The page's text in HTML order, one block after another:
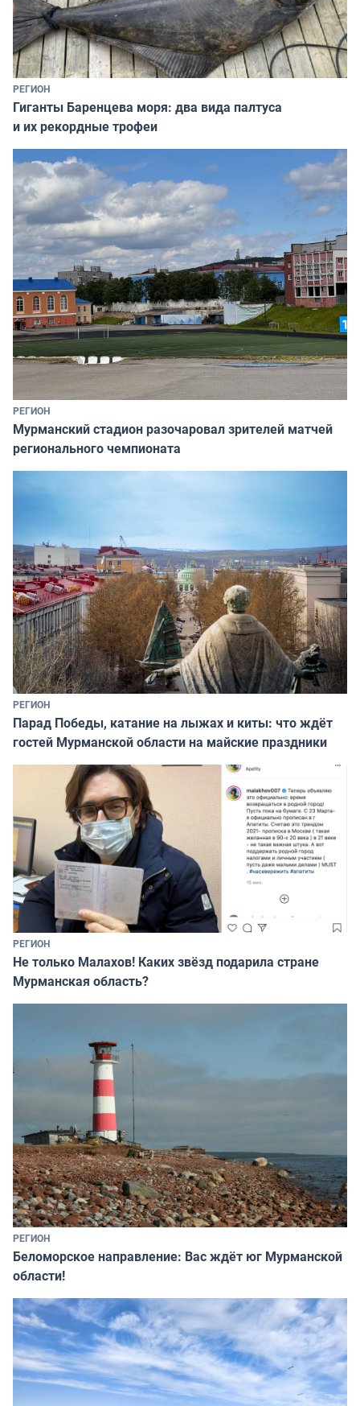
РЕГИОН
Гиганты Баренцева моря: два вида палтуса
и их рекордные трофеи
РЕГИОН
Мурманский стадион разочаровал зрителей матчей
регионального чемпионата
РЕГИОН
Парад Победы, катание на лыжах и киты: что ждёт
гостей Мурманской области на майские праздники
РЕГИОН
Не только Малахов! Каких звёзд подарила стране
Мурманская область?
РЕГИОН
Беломорское направление: Вас ждёт юг Мурманской
области!